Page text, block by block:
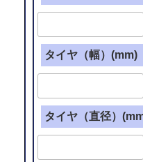
タイヤ（幅）(mm)
タイヤ（直径）